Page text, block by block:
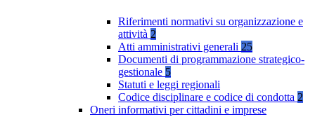
Riferimenti normativi su organizzazione e
attività 2
Atti amministrativi generali 25
Documenti di programmazione strategico-
gestionale 5
Statuti e leggi regionali
Codice disciplinare e codice di condotta 2
Oneri informativi per cittadini e imprese